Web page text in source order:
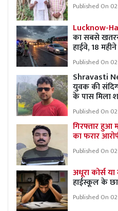
Published On
Lucknow-
का सबसे
हाईवे, 18
Published On
Shravasti
युवक की
के पास मिला
Published On
गिरफ्तार हुआ
का फरार
Published On
अधूरा कोर्स या
हाईस्कूल के
Published On